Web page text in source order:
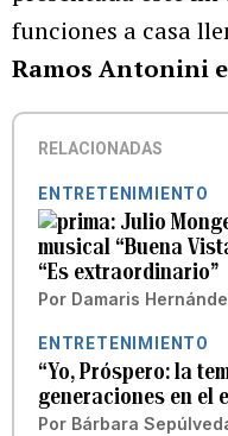
funciones a casa
Ramos Antonini
RELACIONADAS
ENTRETENIMIENTO
Julio
musical “Buena
“Es extraordinario”
Por Damaris
ENTRETENIMIENTO
“Yo, Próspero: la
generaciones en el
Por Bárbara